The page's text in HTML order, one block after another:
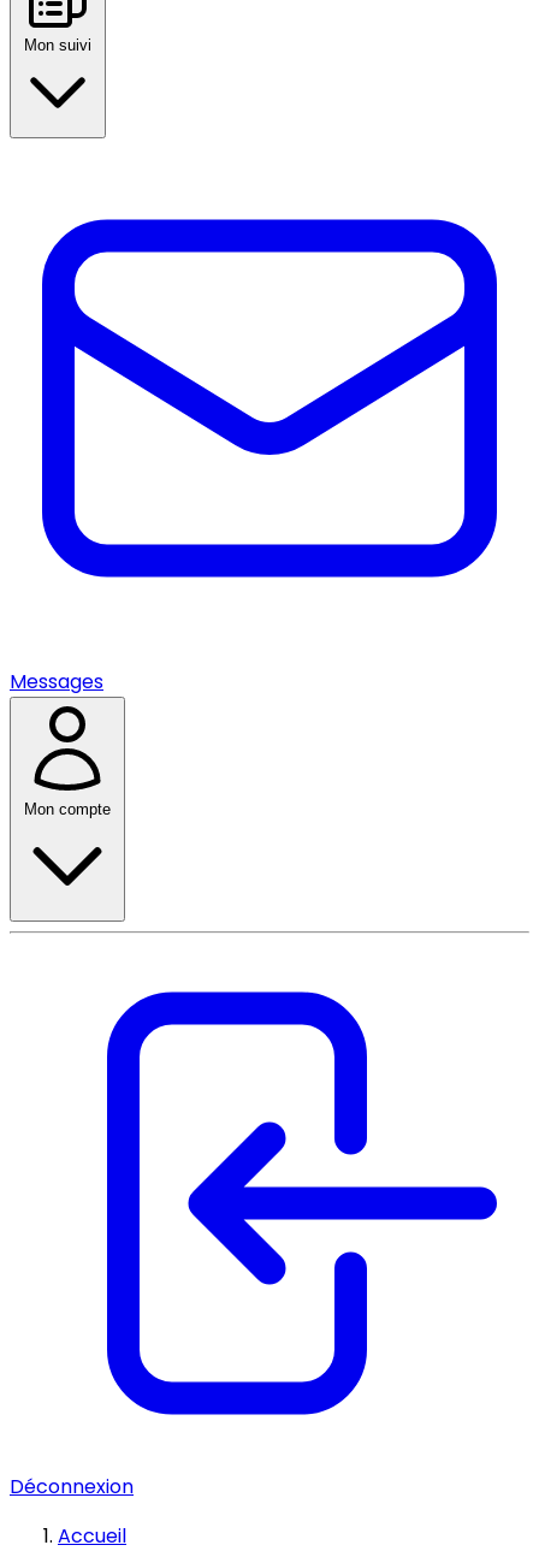
Mon suivi
Messages
Mon compte
Déconnexion
Accueil